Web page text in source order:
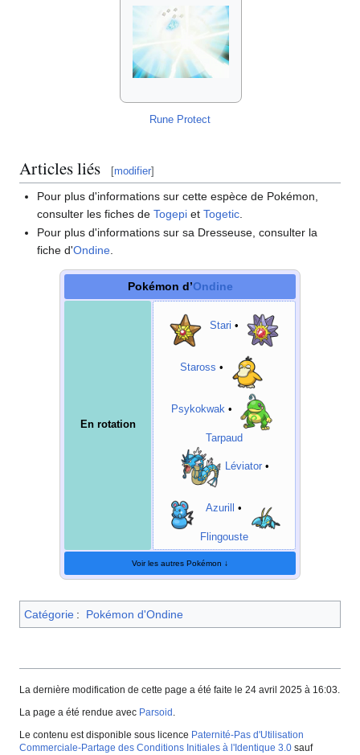
Rune Protect
Articles liés [modifier]
Pour plus d'informations sur cette espèce de Pokémon,
consulter les fiches deTogepi etTogetic
Pour plus d'informations sur sa Dresseuse, consulter la
fiche d'Ondine
Pokémon d’Ondine
En rotation
Stari •
Staross •
Psykokwak •
Tarpaud
Léviator•
Azurill •
Flingouste
Voir les autres Pokémon ↓
Catégorie : Pokémon d'Ondine
La dernière modification de cette page a été faite le 24 avril 2025 à 16:03.
La page a été rendue avec Parsoid .
Le contenu est disponible sous licence Paternité-Pas d'Utilisation
Commerciale-Partage des Conditions Initiales à l'Identique 3.0 sauf